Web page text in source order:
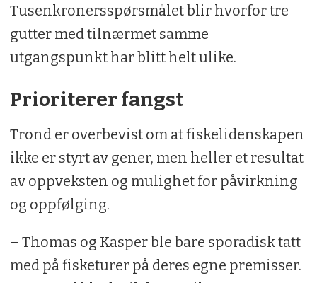
Tusenkronersspørsmålet blir hvorfor tre
gutter med tilnærmet samme
utgangspunkt har blitt helt ulike.
Prioriterer fangst
Trond er overbevist om at fiskelidenskapen
ikke er styrt av gener, men heller et resultat
av oppveksten og mulighet for påvirkning
og oppfølging.
– Thomas og Kasper ble bare sporadisk tatt
med på fisketurer på deres egne premisser.